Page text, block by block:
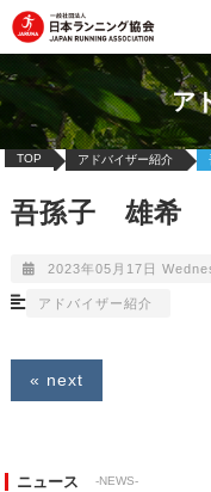
ア
TOP アドバイザー紹介
吾孫子 雄希
2023年05月17日
アドバイザー紹介
« next
ニュース -NEWS-